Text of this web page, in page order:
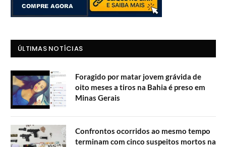
ÚLTIMAS NOTÍCIAS
Foragido por matar jovem grávida de
oito meses a tiros na Bahia é preso em
Minas Gerais
Confrontos ocorridos ao mesmo tempo
terminam com cinco suspeitos mortos na